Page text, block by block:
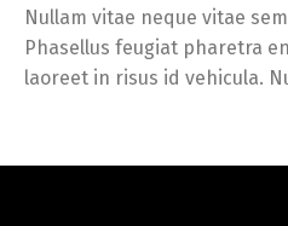
Nullam vitae neque vitae
Phasellus feugiat pharetra
laoreet in risus id vehicula.